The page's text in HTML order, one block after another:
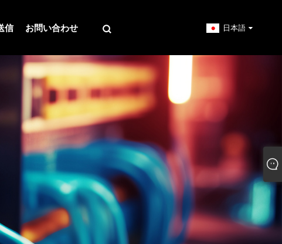
信 お問い合わせ 日本語